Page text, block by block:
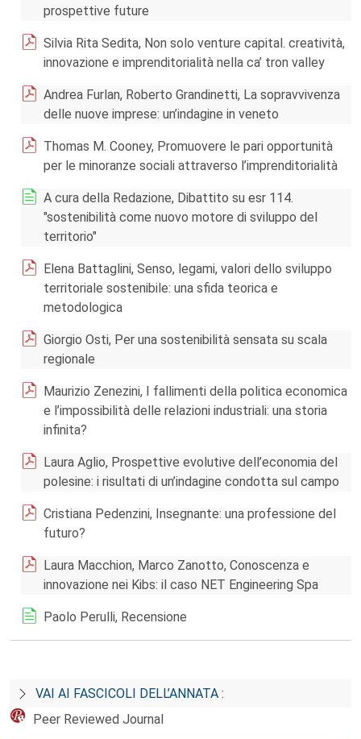
prospettive future
Silvia Rita Sedita, Non solo venture capital. creatività,
innovazione e imprenditorialità nella ca’ tron valley
Andrea Furlan, Roberto Grandinetti, La sopravvivenza
delle nuove imprese: un’indagine in veneto
Thomas M. Cooney, Promuovere le pari opportunità
per le minoranze sociali attraverso l’imprenditorialità
A cura della Redazione, Dibattito su esr 114.
"sostenibilità come nuovo motore di sviluppo del
territorio"
Elena Battaglini, Senso, legami, valori dello sviluppo
territoriale sostenibile: una sfida teorica e
metodologica
Giorgio Osti, Per una sostenibilità sensata su scala
regionale
Maurizio Zenezini, I fallimenti della politica economica
e l’impossibilità delle relazioni industriali: una storia
infinita?
Laura Aglio, Prospettive evolutive dell’economia del
polesine: i risultati di un’indagine condotta sul campo
Cristiana Pedenzini, Insegnante: una professione del
futuro?
Laura Macchion, Marco Zanotto, Conoscenza e
innovazione nei Kibs: il caso NET Engineering Spa
Paolo Perulli, Recensione
VAI AI FASCICOLI DELL’ANNATA :
Peer Reviewed Journal